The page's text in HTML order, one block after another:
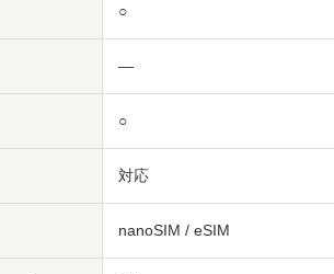
○
―
○
対応
nanoSIM / eSIM